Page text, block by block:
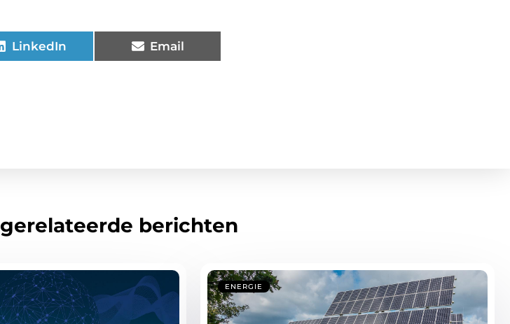
LinkedIn Email
gerelateerde berichten
ENERGIE